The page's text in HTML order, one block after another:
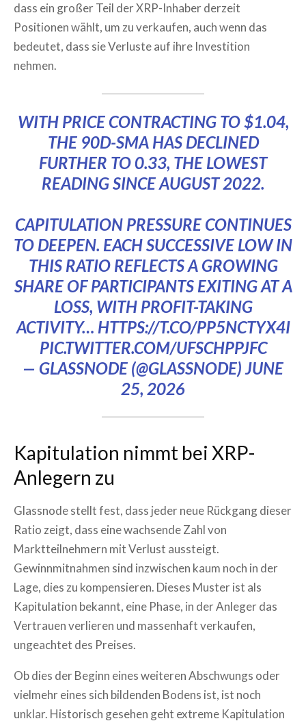
dass ein großer Teil der XRP-Inhaber derzeit
Positionen wählt, um zu verkaufen, auch wenn das
bedeutet, dass sie Verluste auf ihre Investition
nehmen.
WITH PRICE CONTRACTING TO $1.04,
THE 90D-SMA HAS DECLINED
FURTHER TO 0.33, THE LOWEST
READING SINCE AUGUST 2022.
CAPITULATION PRESSURE CONTINUES
TO DEEPEN. EACH SUCCESSIVE LOW IN
THIS RATIO REFLECTS A GROWING
SHARE OF PARTICIPANTS EXITING AT A
LOSS, WITH PROFIT-TAKING
ACTIVITY… HTTPS://T.CO/PP5NCTYX4I
PIC.TWITTER.COM/UFSCHPPJFC
— GLASSNODE (@GLASSNODE)JUNE
25, 2026
Kapitulation nimmt bei XRP-
Anlegern zu
Glassnode stellt fest, dass jeder neue Rückgang dieser
Ratio zeigt, dass eine wachsende Zahl von
Marktteilnehmern mit Verlust aussteigt.
Gewinnmitnahmen sind inzwischen kaum noch in der
Lage, dies zu kompensieren. Dieses Muster ist als
Kapitulation bekannt, eine Phase, in der Anleger das
Vertrauen verlieren und massenhaft verkaufen,
ungeachtet des Preises.
Ob dies der Beginn eines weiteren Abschwungs oder
vielmehr eines sich bildenden Bodens ist, ist noch
unklar. Historisch gesehen geht extreme Kapitulation